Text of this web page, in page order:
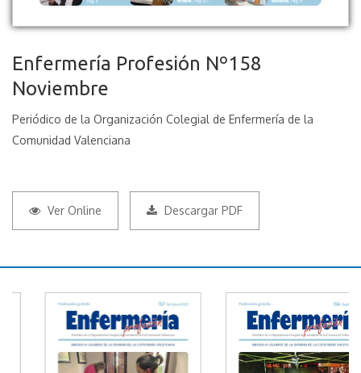
Enfermería Profesión Nº158
Noviembre
Periódico de la Organización Colegial de Enfermería de la
Comunidad Valenciana
Ver Online Descargar PDF